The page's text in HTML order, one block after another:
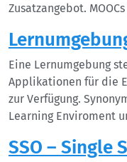
Zusatzangebot.
Eine Lernumgebung
Applikationen für die
zur Verfügung.
Learning Enviroment
SSO – Single